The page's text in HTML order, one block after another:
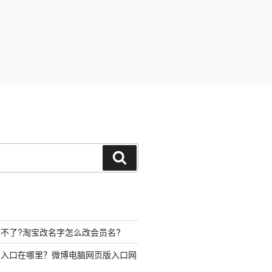
索
了?淘宝改名字怎么改会员名?
口在哪里？微博电脑网页版入口网